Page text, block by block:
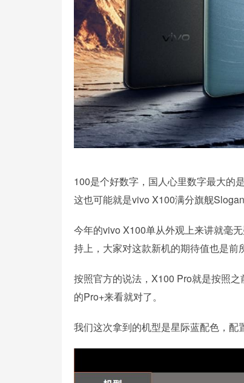
100是个好数字，国人心里数字最大的
这也可能就是vivo X100满分旗舰Slogan
今年的vivo X100单从外观上来讲就毫
持上，大家对这款新机的期待值也是前
按照官方的说法，X100 Pro就是按照
的Pro+来看就对了。
我们这次拿到的机型是星际蓝配色，配